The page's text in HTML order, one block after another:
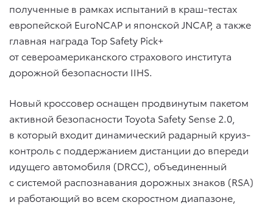
полученные в рамках испытаний в краш-тестах
европейской EuroNCAP и японской JNCAP, а также
главная награда Top Safety Pick+
от североамериканского страхового института
дорожной безопасности IIHS.
Новый кроссовер оснащен продвинутым пакетом
активной безопасности Toyota Safety Sense 2.0,
в который входит динамический радарный круиз-
контроль с поддержанием дистанции до впереди
идущего автомобиля (DRCC), объединенный
с системой распознавания дорожных знаков (RSA)
и работающий во всем скоростном диапазоне,